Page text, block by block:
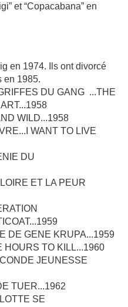
et “Copacabana” en
en 1974. Ils ont divorcé
en 1985.
DU GANG ...THE
WILD...1958
WANT TO LIVE
DU
ET LA PEUR
DE GENE KRUPA...1959
HOURS TO KILL...1960
JEUNESSE
TUER...1962
SE